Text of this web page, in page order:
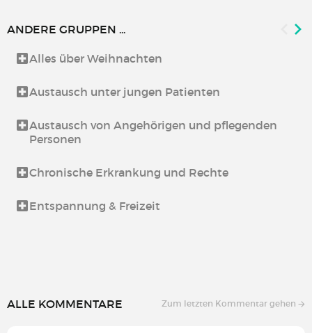
ANDERE GRUPPEN ...
Alles über Weihnachten
Austausch unter jungen Patienten
Austausch von Angehörigen und pflegenden
Personen
Chronische Erkrankung und Rechte
Entspannung & Freizeit
ALLE KOMMENTARE Zum letzten Kommentar gehen